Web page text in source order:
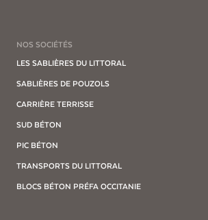
NOS SOCIÉTÉS
LES SABLIÈRES DU LITTORAL
SABLIÈRES DE POUZOLS
CARRIÈRE TERRISSE
SUD BÉTON
PIC BÉTON
TRANSPORTS DU LITTORAL
BLOCS BÉTON PRÉFA OCCITANIE